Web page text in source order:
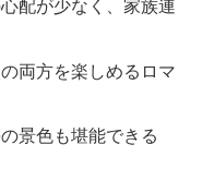
配が少なく、家族連
両方を楽しめるロマ
景色も堪能できる